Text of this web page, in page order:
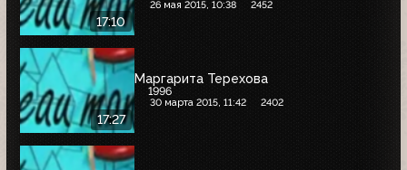
17:10
26 мая 2015, 10:38 2452
17:27
Маргарита Терехова
1996
30 марта 2015, 11:42 2402